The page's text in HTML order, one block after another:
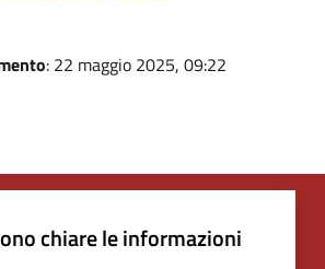
: 22 maggio 2025, 09:22
chiare le informazioni